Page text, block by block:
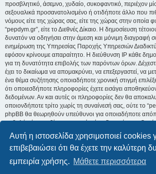
Αυτή η ιστοσελίδα χρησιμοποιεί cookies
επιβεβαιώσει ότι θα έχετε την καλύτερη
εμπειρία χρήσης. Μάθετε περισσότερα
προσβλητικό, άσεμνο, χυδαίο, συκοφαντικό, περιέχον
σεξουαλικά προσανατολισμένο ή οτιδήποτε άλλο που
νόμους είτε της χώρας σας, είτε της χώρας στην οποία
“pepdym.gr”, είτε το Διεθνές Δίκαιο. Η δημοσίευση
δυνατόν να οδηγήσει στην άμεση και μόνιμη διαγραφή
ενημέρωση της Υπηρεσίας Παροχής Υπηρεσιών
εφόσον κρίνουμε απαραίτητο. Η διεύθυνση IP κάθε
για τη δυνατότητα επιβολής των παρόντων όρων.
έχει το δικαίωμα να απομακρύνει, να επεξεργαστεί, να
ένα θέμα συζήτησης οποιαδήποτε χρονική στιγμή
ότι οποιεσδήποτε πληροφορίες έχετε εισάγει
δεδομένων. Αν και αυτές οι πληροφορίες δεν θα
οποιονδήποτε τρίτο χωρίς τη συναίνεσή σας, ούτε το
phpBB θα θεωρηθούν υπεύθυνοι για οποιαδήποτε
εισβολής ή παραβίασης η οποία είναι δυνατόν να
των δεδομένων.